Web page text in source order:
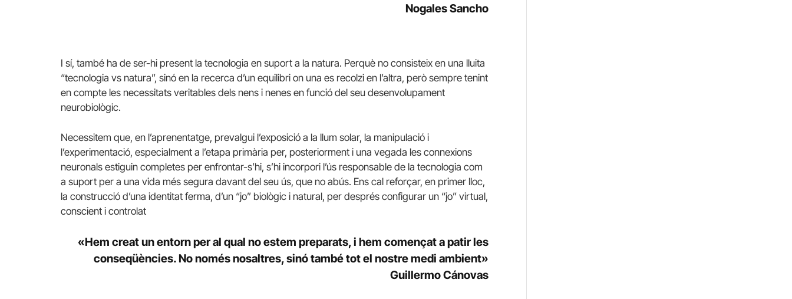
Nogales Sancho
I sí, també ha de ser-hi present la tecnologia en suport a la natura. Perquè no consisteix en una lluita
“tecnologia vs natura”, sinó en la recerca d’un equilibri on una es recolzi en l’altra, però sempre tenint
en compte les necessitats veritables dels nens i nenes en funció del seu desenvolupament
neurobiològic.
Necessitem que, en l’aprenentatge, prevalgui l’exposició a la llum solar, la manipulació i
l’experimentació, especialment a l’etapa primària per, posteriorment i una vegada les connexions
neuronals estiguin completes per enfrontar-s’hi, s’hi incorpori l’ús responsable de la tecnologia com
a suport per a una vida més segura davant del seu ús, que no abús. Ens cal reforçar, en primer lloc,
la construcció d’una identitat ferma, d’un “jo” biològic i natural, per després configurar un “jo” virtual,
conscient i controlat
«Hem creat un entorn per al qual no estem preparats, i hem començat a patir les
conseqüències. No només nosaltres, sinó també tot el nostre medi ambient»
Guillermo Cánovas